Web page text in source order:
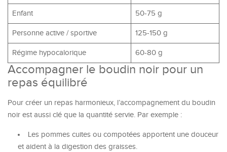
Enfant 50-75 g
Personne active / sportive 125-150 g
Régime hypocalorique 60-80 g
Accompagner le boudin noir pour un
repas équilibré
Pour créer un repas harmonieux, l’accompagnement du boudin
noir est aussi clé que la quantité servie. Par exemple :
Les pommes cuites ou compotées apportent une douceur
et aident à la digestion des graisses.